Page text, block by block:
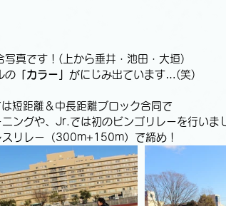
写真です！(上から垂井・池田・大垣)
の 「カラー」 がにじみ出ています…(笑)
短距離＆中長距離ブロック合同で
ニングや、Jr.では初のビンゴリレーを行いま
スリレー（300m+150m）で締め！